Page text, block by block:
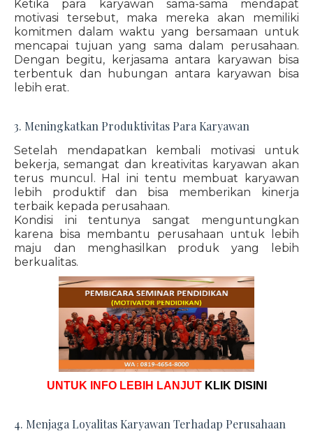
Ketika para karyawan sama-sama mendapat
motivasi tersebut, maka mereka akan memiliki
komitmen dalam waktu yang bersamaan untuk
mencapai tujuan yang sama dalam perusahaan.
Dengan begitu, kerjasama antara karyawan bisa
terbentuk dan hubungan antara karyawan bisa
lebih erat.
3. Meningkatkan Produktivitas Para Karyawan
Setelah mendapatkan kembali motivasi untuk
bekerja, semangat dan kreativitas karyawan akan
terus muncul. Hal ini tentu membuat karyawan
lebih produktif dan bisa memberikan kinerja
terbaik kepada perusahaan.
Kondisi ini tentunya sangat menguntungkan
karena bisa membantu perusahaan untuk lebih
maju dan menghasilkan produk yang lebih
berkualitas.
UNTUK INFO LEBIH LANJUT KLIK DISINI
4. Menjaga Loyalitas Karyawan Terhadap Perusahaan